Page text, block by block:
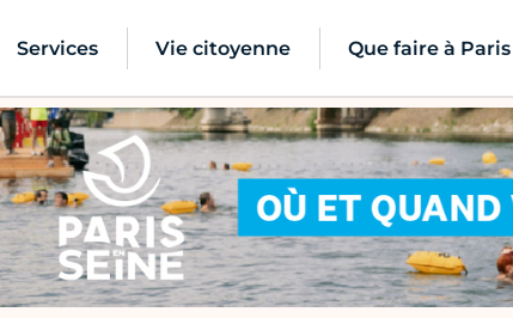
Services Vie citoyenne Que faire à Paris